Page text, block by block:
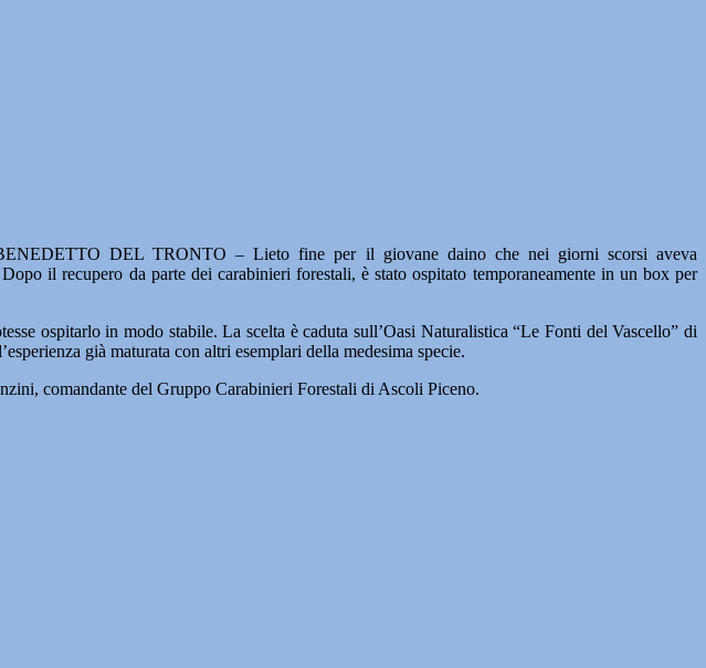
DEL TRONTO – Lieto fine per il giovane daino che nei giorni scorsi aveva
il recupero da parte dei carabinieri forestali, è stato ospitato temporaneamente in un box per
ospitarlo in modo stabile. La scelta è caduta sull’Oasi Naturalistica “Le Fonti del Vascello” di
già maturata con altri esemplari della medesima specie.
comandante del Gruppo Carabinieri Forestali di Ascoli Piceno.